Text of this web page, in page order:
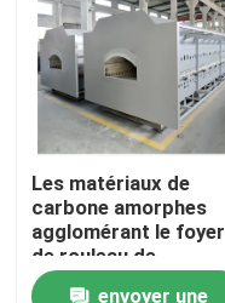
Maison
Produits
Au sujet de nous
Les matériaux de
carbone amorphes
agglomérant le foyer
de rouleau de
l'atmosphère d'air
envoyer une